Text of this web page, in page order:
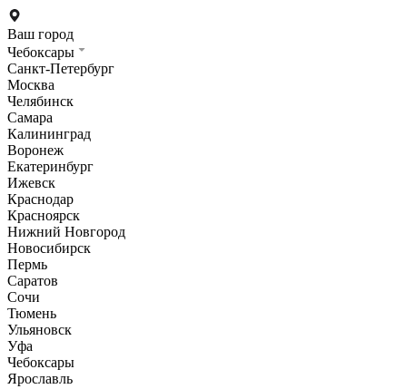
Ваш город
Чебоксары
Санкт-Петербург
Москва
Челябинск
Самара
Калининград
Воронеж
Екатеринбург
Ижевск
Краснодар
Красноярск
Нижний Новгород
Новосибирск
Пермь
Саратов
Сочи
Тюмень
Ульяновск
Уфа
Чебоксары
Ярославль